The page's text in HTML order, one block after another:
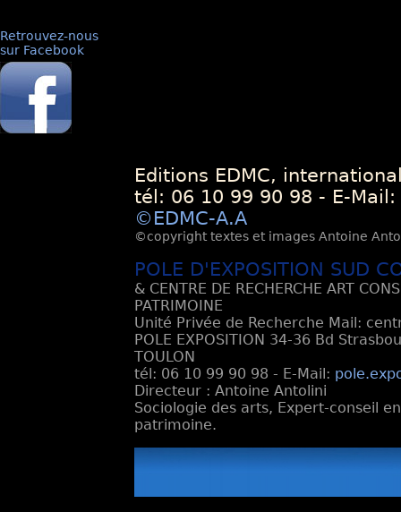
Retrouvez-nous
sur Facebook
Editions EDMC,
tél: 06 10 99 90 98 - E-Mail:
©EDMC-A.A
©copyright textes et images Antoine
POLE D'EXPOSITION SUD
& CENTRE DE RECHERCHE ART
PATRIMOINE
Unité Privée de Recherche Mail:
POLE EXPOSITION 34-36 Bd
TOULON
tél: 06 10 99 90 98 - E-Mail:
Directeur : Antoine Antolini
Sociologie des arts, Expert-conseil
patrimoine.